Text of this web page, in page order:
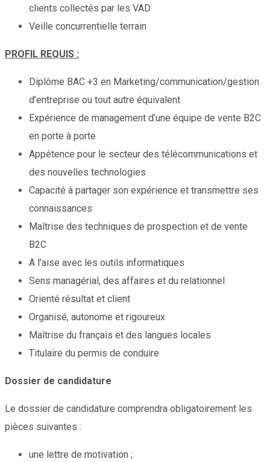
clients collectés par les VAD
Veille concurrentielle terrain
PROFIL REQUIS :
Diplôme BAC +3 en Marketing/communication/gestion
d’entreprise ou tout autre équivalent
Expérience de management d’une équipe de vente B2C
en porte à porte
Appétence pour le secteur des télécommunications et
des nouvelles technologies
Capacité à partager son expérience et transmettre ses
connaissances
Maîtrise des techniques de prospection et de vente
B2C
A l’aise avec les outils informatiques
Sens managérial, des affaires et du relationnel
Orienté résultat et client
Organisé, autonome et rigoureux
Maîtrise du français et des langues locales
Titulaire du permis de conduire
Dossier de candidature
Le dossier de candidature comprendra obligatoirement les
pièces suivantes :
une lettre de motivation ;